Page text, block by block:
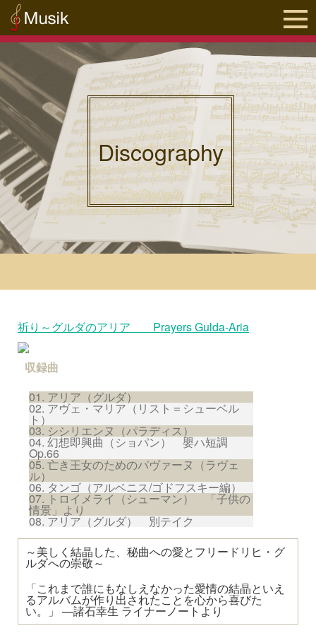
Discography
祈り～グルダのアリア Prayers Gulda-Aria
収録曲
アリア（グルダ）
アヴェ・マリア（リスト＝シューベル
ト）
シシリエンヌ（パラディス）
幻想即興曲（ショパン） 嬰ハ短調
Op.66
亡き王女のためのパヴァーヌ（ラヴェ
ル）
タンゴ（アルベニス/ゴドフスキー編）
トロイメライ（シューマン） 「子供の
情景」より
アリア（グルダ） 別テイク
～美しく結晶した、秘曲への愛とフリードリヒ・グ
ルダへの崇敬～
「これまで誰にもなしえなかった愛情の結晶といえ
るアルバムが作り出されたことを心から喜びた
い。」 —諸石幸生 ライナーノートより